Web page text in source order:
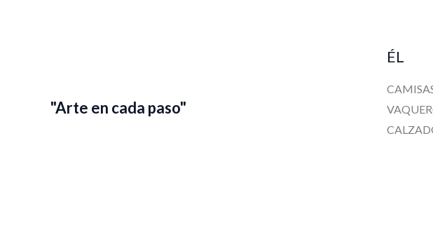
"Arte en cada paso"
ÉL